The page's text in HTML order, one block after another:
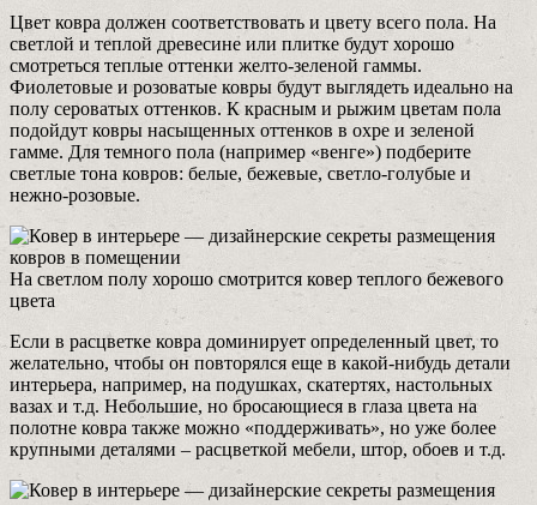
Цвет ковра должен соответствовать и цвету всего пола. На
светлой и теплой древесине или плитке будут хорошо
смотреться теплые оттенки желто-зеленой гаммы.
Фиолетовые и розоватые ковры будут выглядеть идеально на
полу сероватых оттенков. К красным и рыжим цветам пола
подойдут ковры насыщенных оттенков в охре и зеленой
гамме. Для темного пола (например «венге») подберите
светлые тона ковров: белые, бежевые, светло-голубые и
нежно-розовые.
На светлом полу хорошо смотрится ковер теплого бежевого
цвета
Если в расцветке ковра доминирует определенный цвет, то
желательно, чтобы он повторялся еще в какой-нибудь детали
интерьера, например, на подушках, скатертях, настольных
вазах и т.д. Небольшие, но бросающиеся в глаза цвета на
полотне ковра также можно «поддерживать», но уже более
крупными деталями – расцветкой мебели, штор, обоев и т.д.